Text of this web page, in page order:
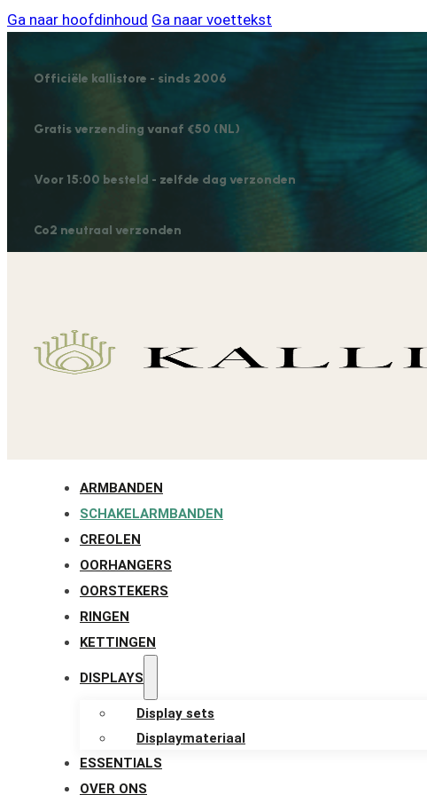
Ga naar hoofdinhoud Ga naar voettekst
Officiële kallistore - sinds 2006
Gratis verzending vanaf €50 (NL)
Voor 15:00 besteld - zelfde dag verzonden
Co2 neutraal verzonden
ARMBANDEN
SCHAKELARMBANDEN
CREOLEN
OORHANGERS
OORSTEKERS
RINGEN
KETTINGEN
DISPLAYS
Display sets
Displaymateriaal
ESSENTIALS
OVER ONS